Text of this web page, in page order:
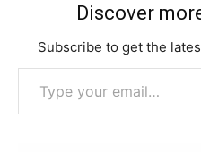
Discover more
Subscribe to get the
Type your email…